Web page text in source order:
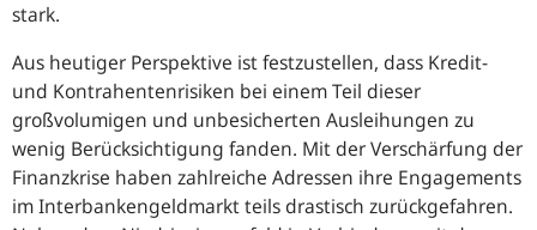
stark.
Aus heutiger Perspektive ist festzustellen, dass Kredit-
und Kontrahentenrisiken bei einem Teil dieser
großvolumigen und unbesicherten Ausleihungen zu
wenig Berücksichtigung fanden. Mit der Verschärfung der
Finanzkrise haben zahlreiche Adressen ihre Engagements
im Interbankengeldmarkt teils drastisch zurückgefahren.